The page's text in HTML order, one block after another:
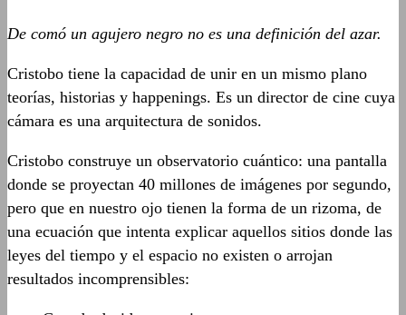
De comó un agujero negro no es una definición del azar.
Cristobo tiene la capacidad de unir en un mismo plano
teorías, historias y happenings. Es un director de cine cuya
cámara es una arquitectura de sonidos.
Cristobo construye un observatorio cuántico: una pantalla
donde se proyectan 40 millones de imágenes por segundo,
pero que en nuestro ojo tienen la forma de un rizoma, de
una ecuación que intenta explicar aquellos sitios donde las
leyes del tiempo y el espacio no existen o arrojan
resultados incomprensibles: